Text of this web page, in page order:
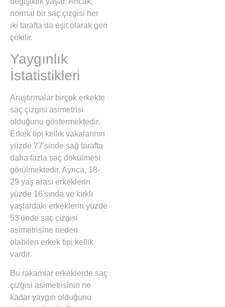
normal bir saç çizgisi her
iki tarafta da eşit olarak geri
çekilir.
Yaygınlık
İstatistikleri
Araştırmalar birçok erkekte
saç çizgisi asimetrisi
olduğunu göstermektedir.
Erkek tipi kellik vakalarının
yüzde 77'sinde sağ tarafta
daha fazla saç dökülmesi
görülmektedir. Ayrıca, 18-
29 yaş arası erkeklerin
yüzde 16'sında ve kırklı
yaşlardaki erkeklerin yüzde
53'ünde saç çizgisi
asimetrisine neden
olabilen erkek tipi kellik
vardır.
Bu rakamlar erkeklerde saç
çizgisi asimetrisinin ne
kadar yaygın olduğunu